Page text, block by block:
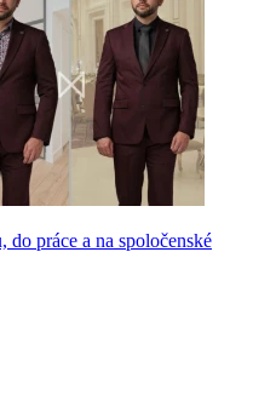
do práce a na spoločenské